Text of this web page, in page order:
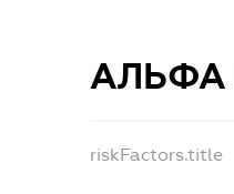
АЛЬФА
riskFactors.title